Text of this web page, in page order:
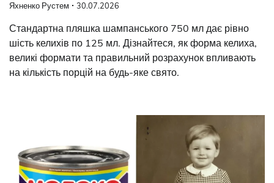
Яхненко Рустем 30.07.2026
Стандартна пляшка шампанського 750 мл дає рівно
шість келихів по 125 мл. Дізнайтеся, як форма келиха,
великі формати та правильний розрахунок впливають
на кількість порцій на будь-яке свято.